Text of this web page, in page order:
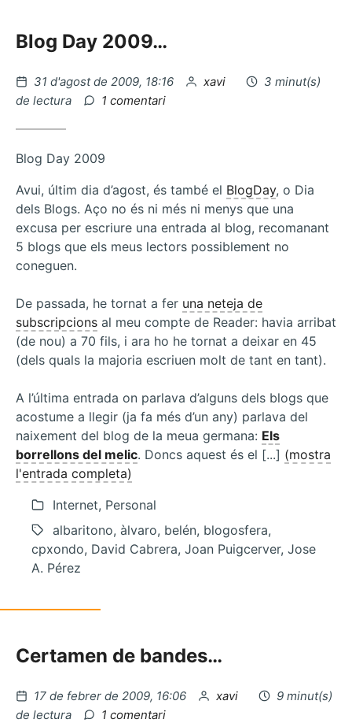
Blog Day 2009…
Publicat
el
31 d'agost de 2009, 18:16 per
xavi
3 minut(s)
de lectura
1 comentaria
Blog Day 2009
Avui, últim dia d’agost, és també el BlogDay, o Dia
dels Blogs. Aço no és ni més ni menys que una
excusa per escriure una entrada al blog, recomanant
5 blogs que els meus lectors possiblement no
coneguen.
De passada, he tornat a fer una neteja de
subscripcions al meu compte de Reader: havia arribat
(de nou) a 70 fils, i ara ho he tornat a deixar en 45
(dels quals la majoria escriuen molt de tant en tant).
A l’última entrada on parlava d’alguns dels blogs que
acostume a llegir (ja fa més d’un any) parlava del
naixement del blog de la meua germana: Els
borrellons del melic. Doncs aquest és el [...] (mostra
l'entrada completa)
Internet, Personal
albaritono, àlvaro, belén, blogosfera,
cpxondo, David Cabrera, Joan Puigcerver, Jose
A. Pérez
Certamen de bandes…
Publicat
el
17 de febrer de 2009, 16:06 per
xavi
9 minut(s)
de lectura
1 comentaria